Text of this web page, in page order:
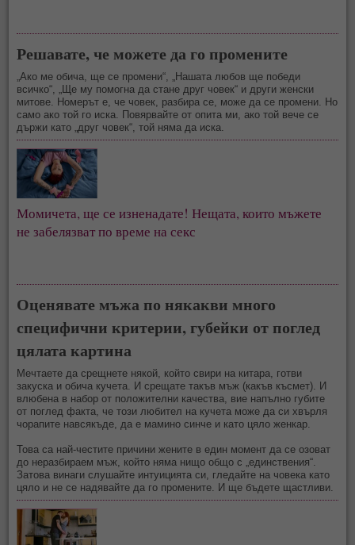
Решавате, че можете да го промените
„Ако ме обича, ще се промени“, „Нашата любов ще победи
всичко“, „Ще му помогна да стане друг човек“ и други женски
митове. Номерът е, че човек, разбира се, може да се промени. Но
само ако той го иска. Повярвайте от опита ми, ако той вече се
държи като „друг човек“, той няма да иска.
Момичета, ще се изненадате! Нещата, които мъжете
не забелязват по време на секс
Оценявате мъжа по някакви много
специфични критерии, губейки от поглед
цялата картина
Мечтаете да срещнете някой, който свири на китара, готви
закуска и обича кучета. И срещате такъв мъж (какъв късмет). И
влюбена в набор от положителни качества, вие напълно губите
от поглед факта, че този любител на кучета може да си хвърля
чорапите навсякъде, да е мамино синче и като цяло женкар.
Това са най-честите причини жените в един момент да се озоват
до неразбираем мъж, който няма нищо общо с „единствения“.
Затова винаги слушайте интуицията си, гледайте на човека като
цяло и не се надявайте да го промените. И ще бъдете щастливи.